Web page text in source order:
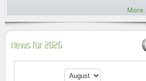
More...
News für 2026